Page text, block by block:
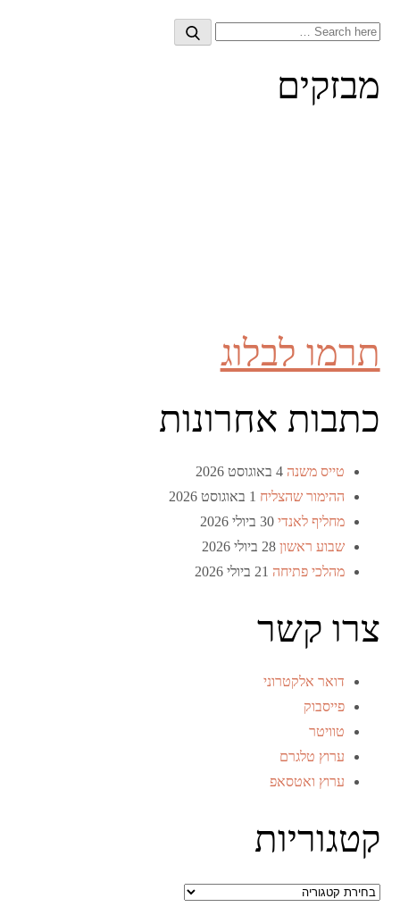
Search
Search
מבזקים
תרמו לבלוג
כתבות אחרונות
טייס משנה 4 באוגוסט 2026
ההימור שהצליח 1 באוגוסט 2026
מחליף לאנדי 30 ביולי 2026
שבוע ראשון 28 ביולי 2026
מהלכי פתיחה 21 ביולי 2026
צרו קשר
דואר אלקטרוני
פייסבוק
טוויטר
ערוץ טלגרם
ערוץ ואטסאפ
קטגוריות
קטגוריות